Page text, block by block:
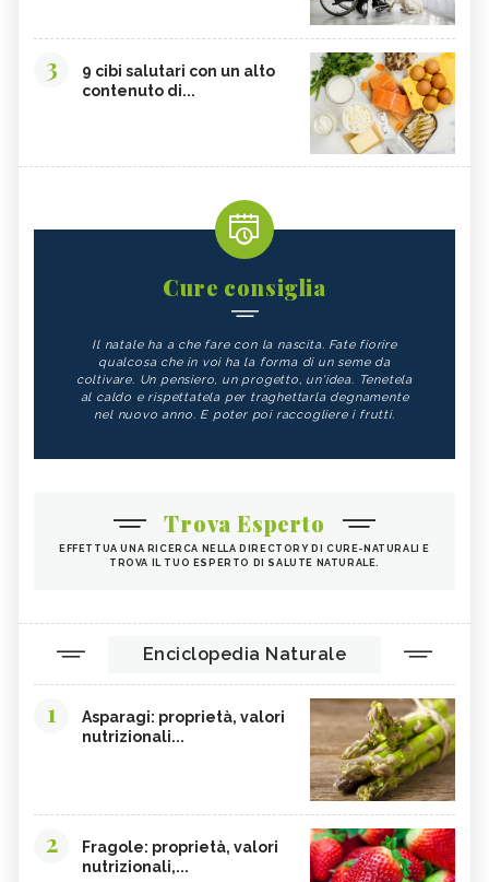
3
9 cibi salutari con un alto
contenuto di...
Cure consiglia
Il natale ha a che fare con la nascita. Fate fiorire
qualcosa che in voi ha la forma di un seme da
coltivare. Un pensiero, un progetto, un'idea. Tenetela
al caldo e rispettatela per traghettarla degnamente
nel nuovo anno. E poter poi raccogliere i frutti.
Trova Esperto
EFFETTUA UNA RICERCA NELLA DIRECTORY DI CURE-NATURALI E
TROVA IL TUO ESPERTO DI SALUTE NATURALE.
Enciclopedia Naturale
1
Asparagi: proprietà, valori
nutrizionali...
2
Fragole: proprietà, valori
nutrizionali,...